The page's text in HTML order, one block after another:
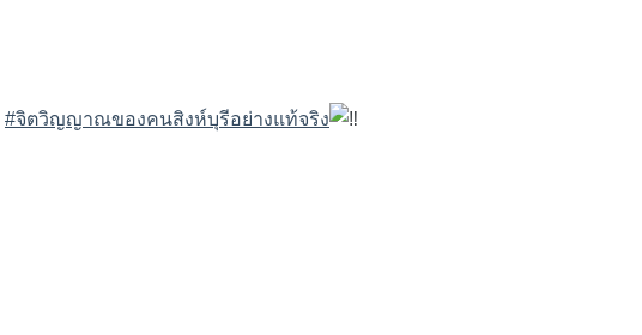
#จิตวิญญาณของคนสิงห์บุรีอย่างแท้จริง